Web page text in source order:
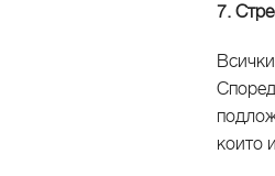
7.
които